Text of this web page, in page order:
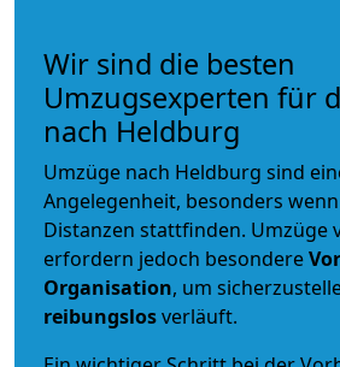
Wir sind die besten
Umzugsexperten für
nach Heldburg
Umzüge nach Heldburg sind
Angelegenheit, besonders
Distanzen stattfinden. Umzüge
erfordern jedoch besondere
Organisation, um
reibungslosverläuft.